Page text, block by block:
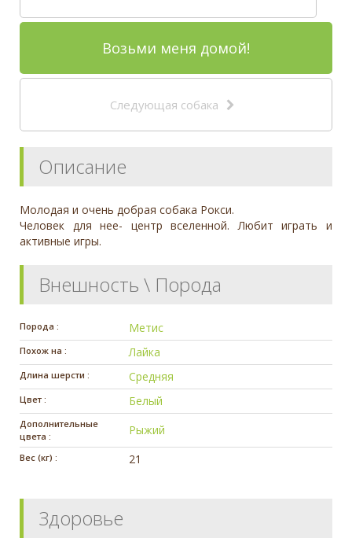
Возьми меня домой!
Следующая собака
Описание
Молодая и очень добрая собака Рокси.
Человек для нее- центр вселенной. Любит играть и
активные игры.
Внешность \ Порода
Порода : Метис
Похож на : Лайка
Длина шерсти : Средняя
Цвет : Белый
Дополнительные
цвета :
Рыжий
Вес (кг) : 21
Здоровье